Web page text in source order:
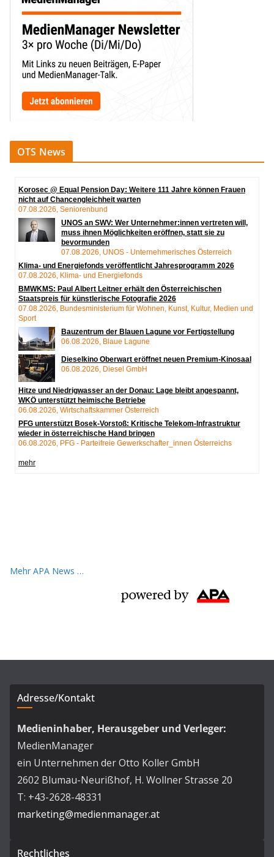
OTS News
Mehr APA News …
Adresse/Kontakt
Medieninhaber, Herausgeber und Verleger:
MedienManager
ein Unternehmen der Otto Koller GmbH
2602 Blumau-Neurißhof, H. Wollner Strasse 20
T: +43-2628-48331
marketing@medienmanager.at
Rechtliches